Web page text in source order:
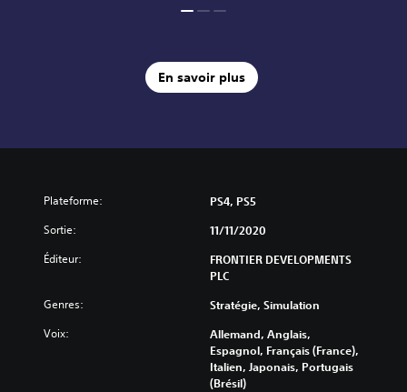
En savoir plus
Plateforme: PS4, PS5
Sortie: 11/11/2020
Éditeur:
FRONTIER DEVELOPMENTS
PLC
Genres: Stratégie, Simulation
Voix:
Allemand, Anglais,
Espagnol, Français (France),
Italien, Japonais, Portugais
(Brésil)